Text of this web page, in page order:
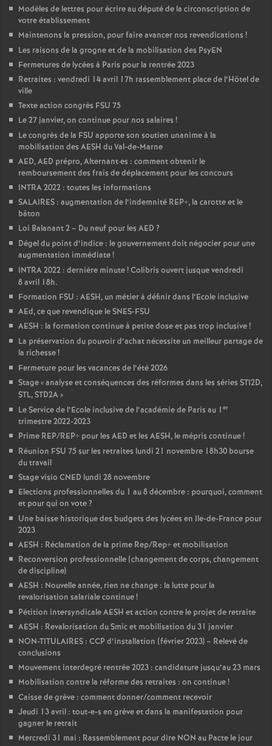
Modèles de lettres pour écrire au député de la circonscription de
votre établissement
Maintenons la pression, pour faire avancer nos revendications !
Les raisons de la grogne et de la mobilisation des PsyEN
Fermetures de lycées à Paris pour la rentrée 2023
Retraites : vendredi 14 avril 17h rassemblement place de l’Hôtel de
ville
Texte action congrès FSU 75
Le 27 janvier, on continue pour nos salaires !
Le congrès de la FSU apporte son soutien unanime à la
mobilisation des AESH du Val-de-Marne
AED, AED prépro, Alternant·es : comment obtenir le
remboursement des frais de déplacement pour les concours
INTRA 2022 : toutes les informations
SALAIRES : augmentation de l’indemnité REP+, la carotte et le
bâton
Loi Balanant 2 – Du neuf pour les AED ?
Dégel du point d’indice : le gouvernement doit négocier pour une
augmentation immédiate!
INTRA 2022 : dernière minute! Colibris ouvert jusque vendredi
8 avril 18h.
Formation FSU : AESH, un métier à définir dans l’Ecole inclusive
AEd, ce que revendique le SNES-FSU
AESH : la formation continue à petite dose et pas trop inclusive!
La préservation du pouvoir d’achat nécessite un meilleur partage de
la richesse!
Fermeture pour les vacances de l’été 2026
Stage «analyse et conséquences des réformes dans les séries STI2D,
STL, STD2A»
Le Service de l’Ecole inclusive de l’académie de Paris au 1 er
trimestre 2022-2023
Prime REP/REP+ pour les AED et les AESH, le mépris continue!
Réunion FSU 75 sur les retraites lundi 21 novembre 18h30 bourse
du travail
Stage visio CNED lundi 28 novembre
Elections professionnelles du 1 au 8 décembre : pourquoi, comment
et pour qui on vote?
Une baisse historique des budgets des lycées en Ile-de-France pour
2023
AESH : Réclamation de la prime Rep/Rep+ et mobilisation
Reconversion professionnelle (changement de corps, changement
de discipline)
AESH : Nouvelle année, rien ne change : la lutte pour la
revalorisation salariale continue!
Pétition intersyndicale AESH et action contre le projet de retraite
AESH : Revalorisation du Smic et mobilisation du 31 janvier
NON-TITULAIRES : CCP d’installation (février 2023) – Relevé de
conclusions
Mouvement interdegré rentrée 2023 : candidature jusqu’au 23 mars
Mobilisation contre la réforme des retraites : on continue!
Caisse de grève : comment donner/comment recevoir
Jeudi 13 avril : tout-e-s en grève et dans la manifestation pour
gagner le retrait
Mercredi 31 mai : Rassemblement pour dire NON au Pacte le jour